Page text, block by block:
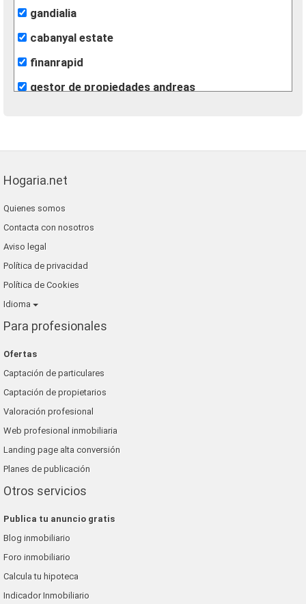
gandialia
cabanyal estate
finanrapid
gestor de propiedades andreas
kapitalia inmobiliaria ontinyent
inmobiliaria chispa
romer playa inmobiliaria
Hogaria.net
Quienes somos
Contacta con nosotros
Aviso legal
Política de privacidad
Política de Cookies
Idioma
Para profesionales
Ofertas
Captación de particulares
Captación de propietarios
Valoración profesional
Web profesional inmobiliaria
Landing page alta conversión
Planes de publicación
Otros servicios
Publica tu anuncio gratis
Blog inmobiliario
Foro inmobiliario
Calcula tu hipoteca
Indicador Inmobiliario